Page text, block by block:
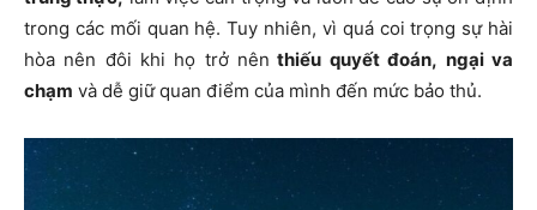
trong các mối quan hệ. Tuy nhiên, vì quá coi trọng sự hài
hòa nên đôi khi họ trở nên thiếu quyết đoán, ngại va
chạm và dễ giữ quan điểm của mình đến mức bảo thủ.